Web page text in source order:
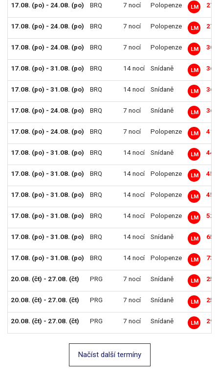
17.08. (po) - 24.08. (po) BRQ 7 nocí Polopenze LM 27
17.08. (po) - 24.08. (po) BRQ 7 nocí Polopenze LM 27
17.08. (po) - 24.08. (po) BRQ 7 nocí Polopenze LM 30
17.08. (po) - 31.08. (po) BRQ 14 nocí Snídaně LM 36
17.08. (po) - 31.08. (po) BRQ 14 nocí Snídaně LM 36
17.08. (po) - 24.08. (po) BRQ 7 nocí Snídaně LM 36
17.08. (po) - 24.08. (po) BRQ 7 nocí Polopenze LM 41
17.08. (po) - 31.08. (po) BRQ 14 nocí Snídaně LM 44
17.08. (po) - 31.08. (po) BRQ 14 nocí Polopenze LM 45
17.08. (po) - 31.08. (po) BRQ 14 nocí Polopenze LM 45
17.08. (po) - 31.08. (po) BRQ 14 nocí Polopenze LM 52
17.08. (po) - 31.08. (po) BRQ 14 nocí Snídaně LM 65
17.08. (po) - 31.08. (po) BRQ 14 nocí Polopenze LM 73
20.08. (čt) - 27.08. (čt) PRG 7 nocí Snídaně LM 25
20.08. (čt) - 27.08. (čt) PRG 7 nocí Snídaně LM 25
20.08. (čt) - 27.08. (čt) PRG 7 nocí Snídaně LM 29
Načíst další termíny